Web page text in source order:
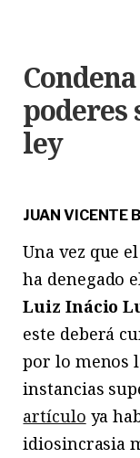
ley
JUAN VICENTE
Una vez que el
ha denegado
Luiz Inácio
este deberá
por lo menos
instancias
artículo ya
idiosincrasia